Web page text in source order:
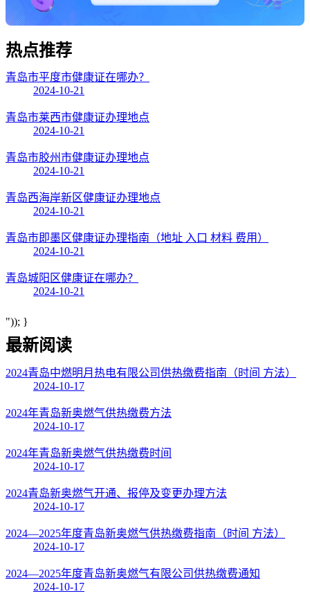
热点推荐
青岛市平度市健康证在哪办？
2024-10-21
青岛市莱西市健康证办理地点
2024-10-21
青岛市胶州市健康证办理地点
2024-10-21
青岛西海岸新区健康证办理地点
2024-10-21
青岛市即墨区健康证办理指南（地址 入口 材料 费用）
2024-10-21
青岛城阳区健康证在哪办？
2024-10-21
")); }
最新阅读
2024青岛中燃明月热电有限公司供热缴费指南（时间 方法）
2024-10-17
2024年青岛新奥燃气供热缴费方法
2024-10-17
2024年青岛新奥燃气供热缴费时间
2024-10-17
2024青岛新奥燃气开通、报停及变更办理方法
2024-10-17
2024—2025年度青岛新奥燃气供热缴费指南（时间 方法）
2024-10-17
2024—2025年度青岛新奥燃气有限公司供热缴费通知
2024-10-17